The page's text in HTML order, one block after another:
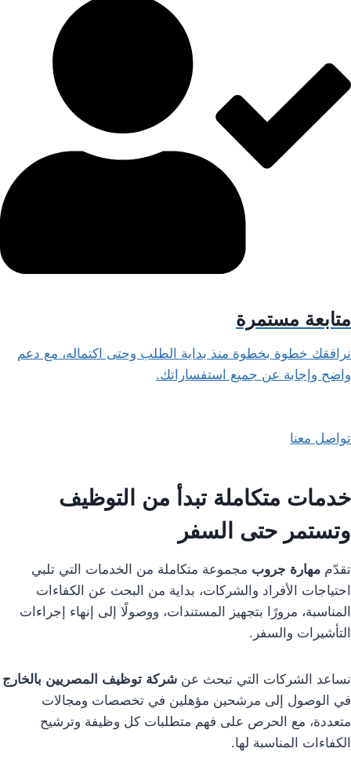
متابعة مستمرة
نرافقك خطوة بخطوة منذ بداية الطلب وحتى اكتماله، مع دعم
واضح وإجابة عن جميع استفساراتك.
تواصل معنا
خدمات متكاملة تبدأ من التوظيف
وتستمر حتى السفر
تقدّم مهارة جروب مجموعة متكاملة من الخدمات التي تلبي
احتياجات الأفراد والشركات، بداية من البحث عن الكفاءات
المناسبة، مرورًا بتجهيز المستندات، ووصولًا إلى إنهاء إجراءات
التأشيرات والسفر.
نساعد الشركات التي تبحث عن شركة توظيف المصريين بالخارج
في الوصول إلى مرشحين مؤهلين في تخصصات ومجالات
متعددة، مع الحرص على فهم متطلبات كل وظيفة وترشيح
الكفاءات المناسبة لها.